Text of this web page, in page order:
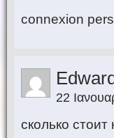
connexion
22
сколько